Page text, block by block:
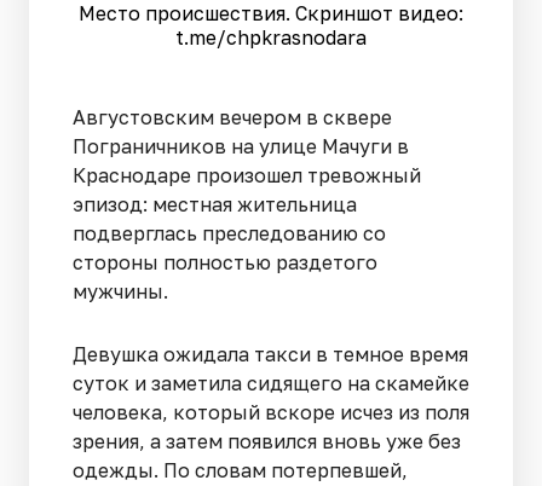
Место происшествия. Скриншот видео:
t.me/chpkrasnodara
Августовским вечером в сквере
Пограничников на улице Мачуги в
Краснодаре произошел тревожный
эпизод: местная жительница
подверглась преследованию со
стороны полностью раздетого
мужчины.
Девушка ожидала такси в темное время
суток и заметила сидящего на скамейке
человека, который вскоре исчез из поля
зрения, а затем появился вновь уже без
одежды. По словам потерпевшей,